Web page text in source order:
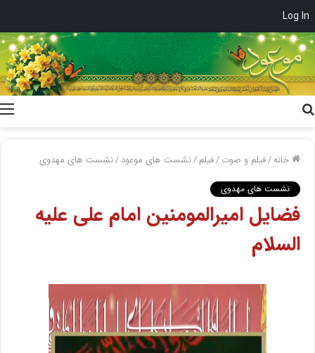
Log In
خانه/فیلم و صوت/فیلم/نشست های موعود/نشست های مهدوی
نشست های مهدوی
فضایل امیرالمومنین امام علی علیه
السلام